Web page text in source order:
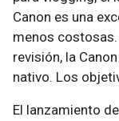
Canon es una
menos
revisión, la
nativo. Los
El lanzamiento